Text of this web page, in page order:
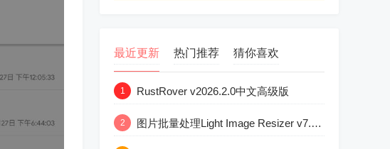
最近更新 热门推荐 猜你喜欢
1 RustRover v2026.2.0中文高级版
2 图片批量处理Light Image Resizer v7.6.5.176版